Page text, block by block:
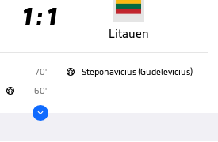
1 : 1
Litauen
70' 
Steponavicius (Gudelevicius)
 60'
